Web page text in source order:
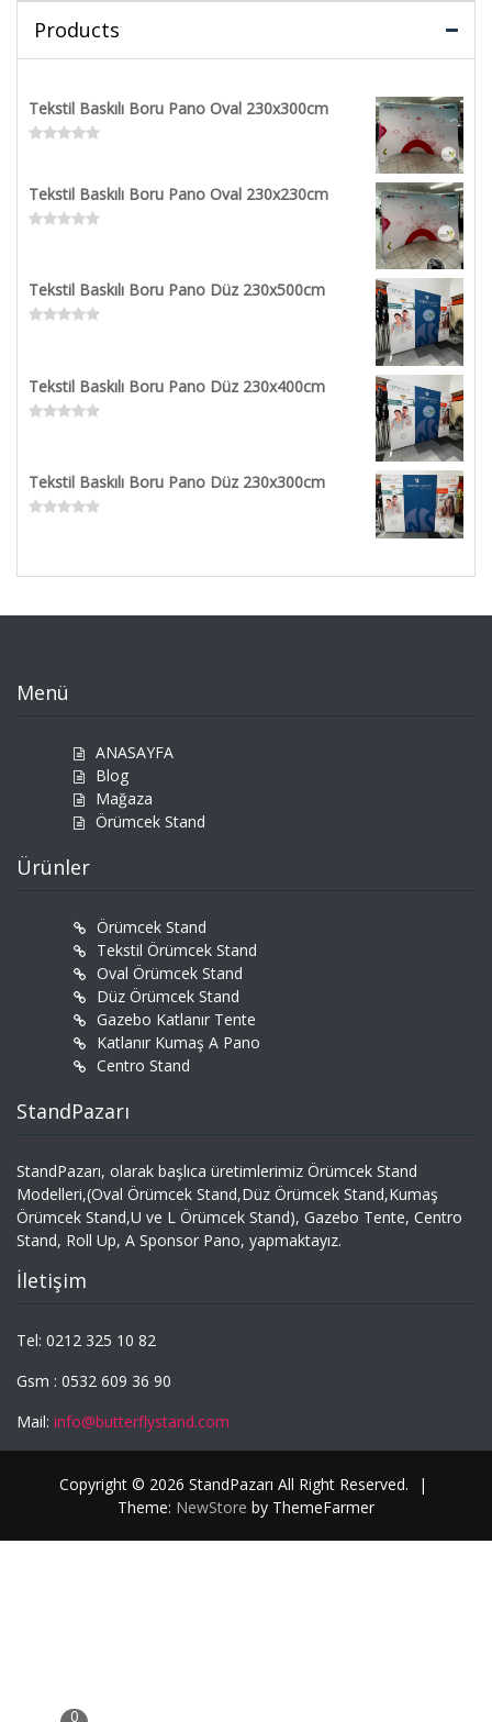
Products
Tekstil Baskılı Boru Pano Oval 230x300cm
out
of
5
Tekstil Baskılı Boru Pano Oval 230x230cm
of
Tekstil Baskılı Boru Pano Düz 230x500cm
of
Tekstil Baskılı Boru Pano Düz 230x400cm
of
Tekstil Baskılı Boru Pano Düz 230x300cm
of
Menü
ANASAYFA
Blog
Mağaza
Örümcek Stand
Ürünler
Örümcek Stand
Tekstil Örümcek Stand
Oval Örümcek Stand
Düz Örümcek Stand
Gazebo Katlanır Tente
Katlanır Kumaş A Pano
Centro Stand
StandPazarı
StandPazarı, olarak başlıca üretimlerimiz Örümcek Stand
Modelleri,(Oval Örümcek Stand,Düz Örümcek Stand,Kumaş
Örümcek Stand,U ve L Örümcek Stand), Gazebo Tente, Centro
Stand, Roll Up, A Sponsor Pano, yapmaktayız.
İletişim
Tel: 0212 325 10 82
Gsm : 0532 609 36 90
Mail: info@butterflystand.com
Copyright © 2026 StandPazarı All Right Reserved.
|
Theme: NewStore by ThemeFarmer
0